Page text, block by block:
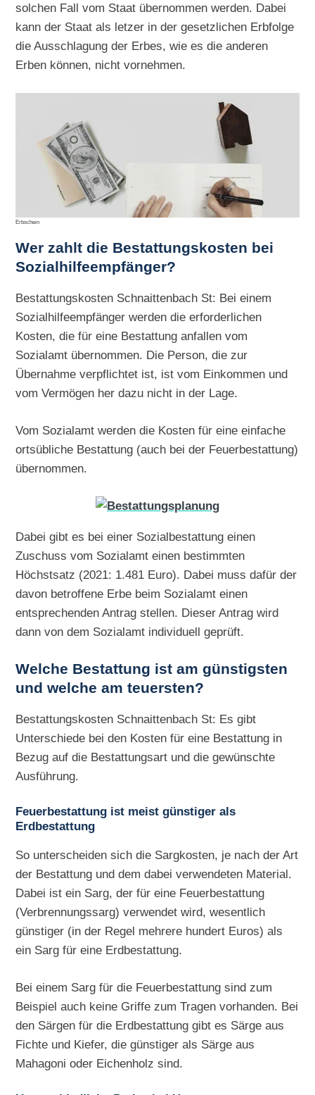
solchen Fall vom Staat übernommen werden. Dabei
kann der Staat als letzer in der gesetzlichen Erbfolge
die Ausschlagung der Erbes, wie es die anderen
Erben können, nicht vornehmen.
Erbschein
Wer zahlt die Bestattungskosten bei
Sozialhilfeempfänger?
Bestattungskosten Schnaittenbach St: Bei einem
Sozialhilfeempfänger werden die erforderlichen
Kosten, die für eine Bestattung anfallen vom
Sozialamt übernommen. Die Person, die zur
Übernahme verpflichtet ist, ist vom Einkommen und
vom Vermögen her dazu nicht in der Lage.
Vom Sozialamt werden die Kosten für eine einfache
ortsübliche Bestattung (auch bei der Feuerbestattung)
übernommen.
Dabei gibt es bei einer Sozialbestattung einen
Zuschuss vom Sozialamt einen bestimmten
Höchstsatz (2021: 1.481 Euro). Dabei muss dafür der
davon betroffene Erbe beim Sozialamt einen
entsprechenden Antrag stellen. Dieser Antrag wird
dann von dem Sozialamt individuell geprüft.
Welche Bestattung ist am günstigsten
und welche am teuersten?
Bestattungskosten Schnaittenbach St: Es gibt
Unterschiede bei den Kosten für eine Bestattung in
Bezug auf die Bestattungsart und die gewünschte
Ausführung.
Feuerbestattung ist meist günstiger als
Erdbestattung
So unterscheiden sich die Sargkosten, je nach der Art
der Bestattung und dem dabei verwendeten Material.
Dabei ist ein Sarg, der für eine Feuerbestattung
(Verbrennungssarg) verwendet wird, wesentlich
günstiger (in der Regel mehrere hundert Euros) als
ein Sarg für eine Erdbestattung.
Bei einem Sarg für die Feuerbestattung sind zum
Beispiel auch keine Griffe zum Tragen vorhanden. Bei
den Särgen für die Erdbestattung gibt es Särge aus
Fichte und Kiefer, die günstiger als Särge aus
Mahagoni oder Eichenholz sind.